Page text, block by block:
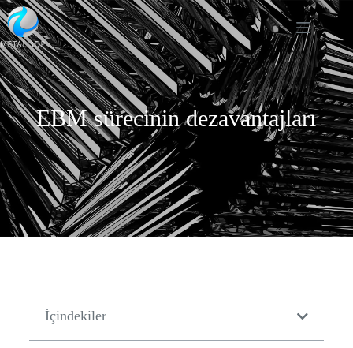
EBM sürecinin dezavantajları
İçindekiler